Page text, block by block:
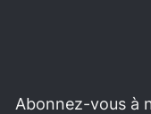
Abonnez-vous à